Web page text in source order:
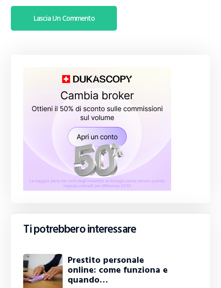
Ti potrebbero interessare
Prestito personale
online: come funziona e
quando…